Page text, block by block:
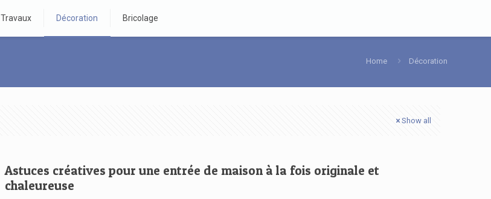
Travaux Décoration Bricolage
Home Décoration
Show all
Astuces créatives pour une entrée de maison à la fois originale et
chaleureuse